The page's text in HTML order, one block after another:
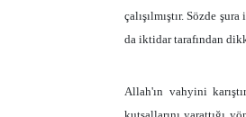
çalışılmıştır. Sözde
da iktidar tarafından
Allah'ın vahyini